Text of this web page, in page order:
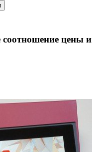
соотношение цены и